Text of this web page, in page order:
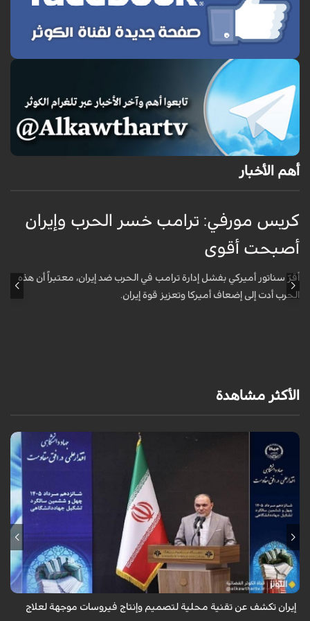
أهم الأخبار
كريس مورفي: ترامب خسر الحرب وإيران
أصبحت أقوى
أقرّ سناتور أميركي بفشل إدارة ترامب في الحرب ضد إيران، معتبراً أن هذه
الحرب أدت إلى إضعاف أميركا وتعزيز قوة إيران.
الأكثر مشاهدة
كشفت إيران عن تقنية محلية متقدمة لتصميم وهندسة وإنتاج وتنقية
الفيروسات الحالّة للأورام (Oncolytic Viruses)، القادرة على التكاثر بصورة
انتقائية وموجهة ...
إيران تكشف عن تقنية محلية لتصميم وإنتاج فيروسات موجهة لعلاج